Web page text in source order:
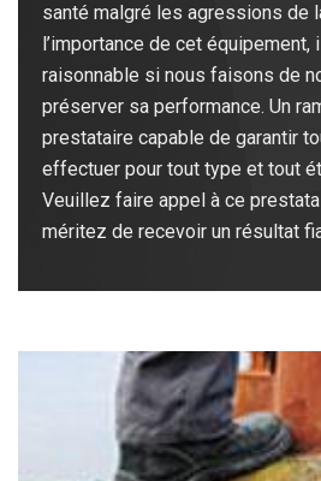
santé malgré les agressions de
l’importance de cet
raisonnable si nous faisons de
préserver sa performance. Un
prestataire capable de garantir
effectuer pour tout type et tout
Veuillez faire appel à ce
méritez de recevoir un résultat